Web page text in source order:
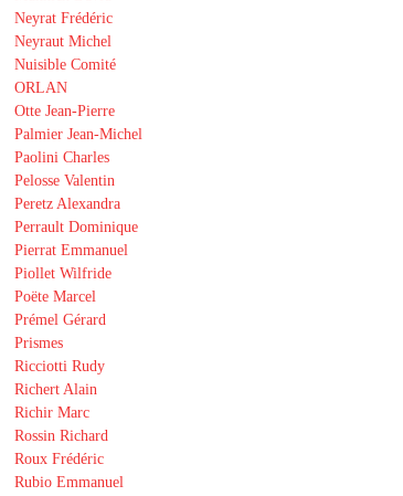
Neyrat Frédéric
Neyraut Michel
Nuisible Comité
ORLAN
Otte Jean-Pierre
Palmier Jean-Michel
Paolini Charles
Pelosse Valentin
Peretz Alexandra
Perrault Dominique
Pierrat Emmanuel
Piollet Wilfride
Poëte Marcel
Prémel Gérard
Prismes
Ricciotti Rudy
Richert Alain
Richir Marc
Rossin Richard
Roux Frédéric
Rubio Emmanuel